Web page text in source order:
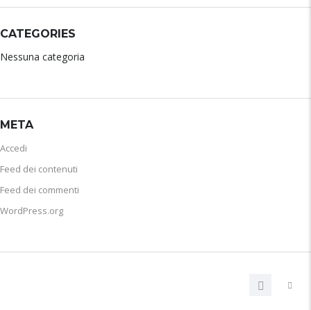
CATEGORIES
Nessuna categoria
META
Accedi
Feed dei contenuti
Feed dei commenti
WordPress.org